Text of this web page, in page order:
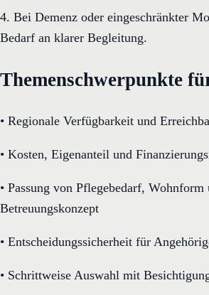
4. Bei Demenz oder eingeschränkter
Bedarf an klarer Begleitung.
Themenschwerpunkte
• Regionale Verfügbarkeit und
• Kosten, Eigenanteil und
• Passung von Pflegebedarf, Wohnform
Betreuungskonzept
• Entscheidungssicherheit für
• Schrittweise Auswahl mit